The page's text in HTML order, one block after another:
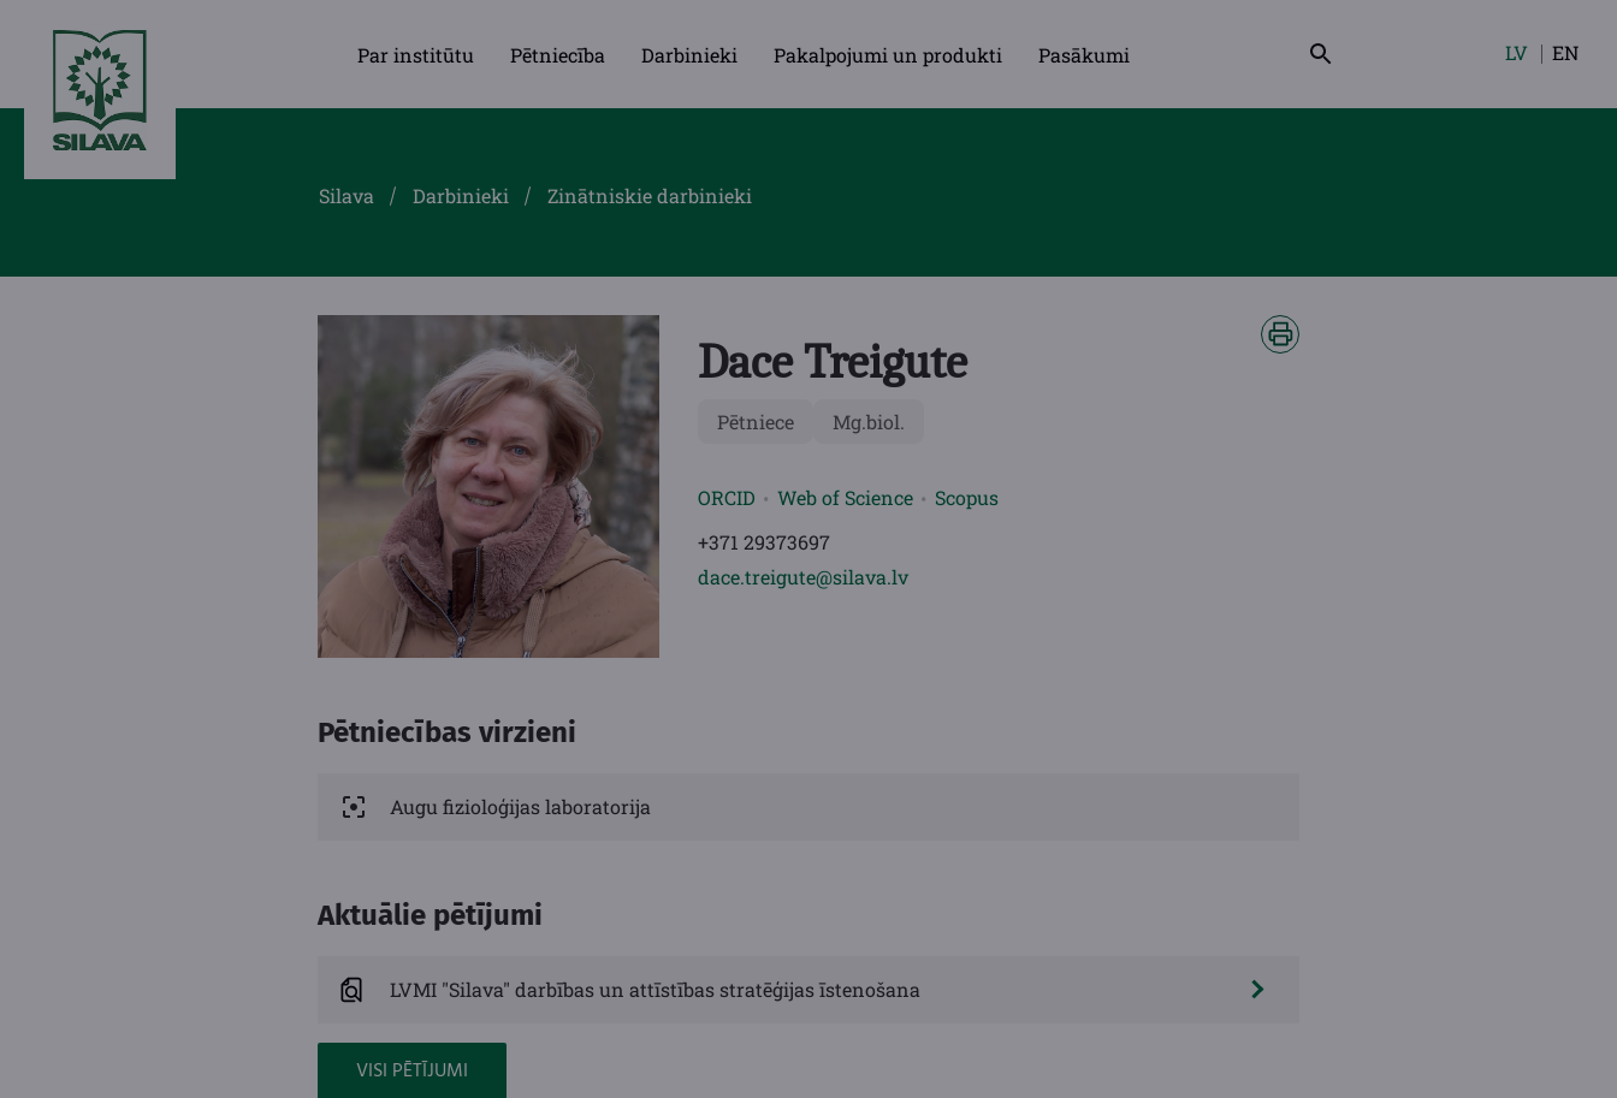
Par institūtu Pētniecība Darbinieki Pakalpojumi un produkti Pasākumi
Izvēlieties
LV EN
Silava Darbinieki Zinātniskie darbinieki
Dace Treigute
Pētniece Mg.biol.
ORCID Web of Science
Scopus
+371 29373697
dace.treigute@silava.lv
Pētniecības virzieni
Augu fizioloģijas laboratorija
Aktuālie pētījumi
LVMI "Silava" darbības un attīstības stratēģijas īstenošana
VISI PĒTĪJUMI